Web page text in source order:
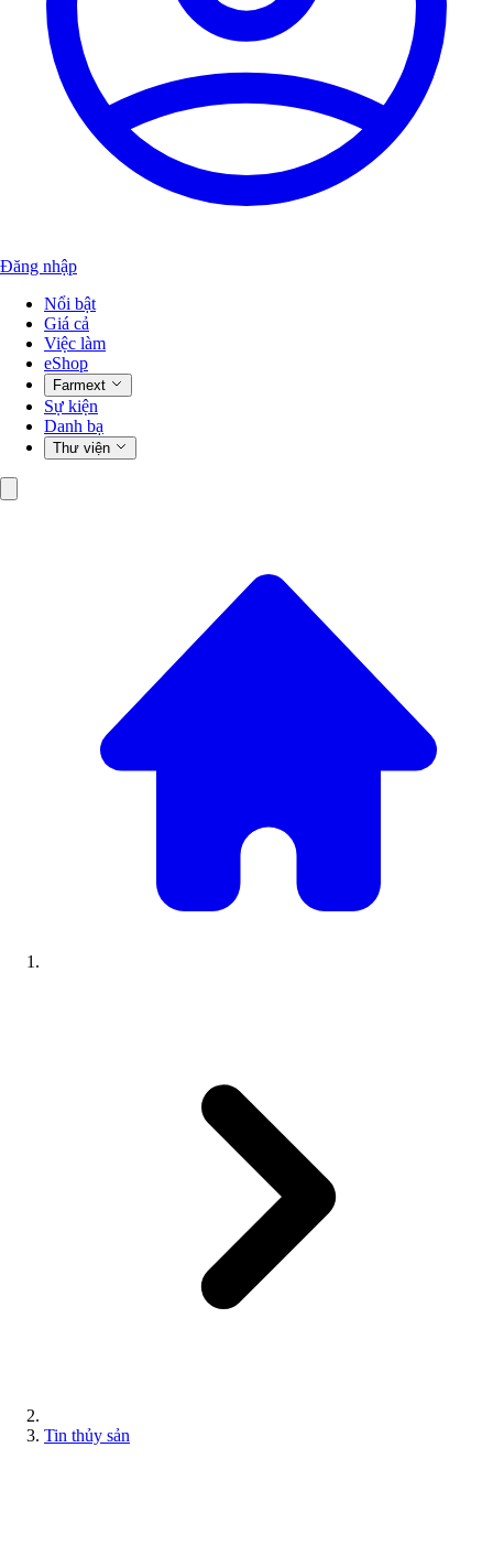
Đăng nhập
Nổi bật
Giá cả
Việc làm
eShop
Farmext
Sự kiện
Danh bạ
Thư viện
Tin thủy sản